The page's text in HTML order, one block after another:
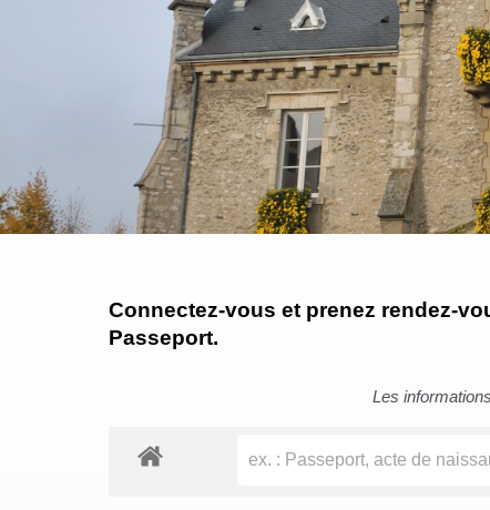
Connectez-vous et prenez rendez-
Passeport.
Les